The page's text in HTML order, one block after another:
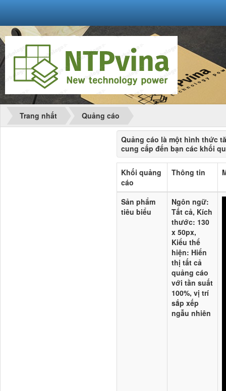
Trang nhất Quảng cáo
Quảng cáo là một hình thức
cung cấp đến bạn các khối
Khối quảng
cáo
Thông tin
Sản phẩm
tiêu biểu
Ngôn ngữ:
Tất cả, Kích
thước: 130
x 50px,
Kiểu thể
hiện: Hiển
thị tất cả
quảng cáo
với tần suất
100%, vị trí
sắp xếp
ngẫu nhiên